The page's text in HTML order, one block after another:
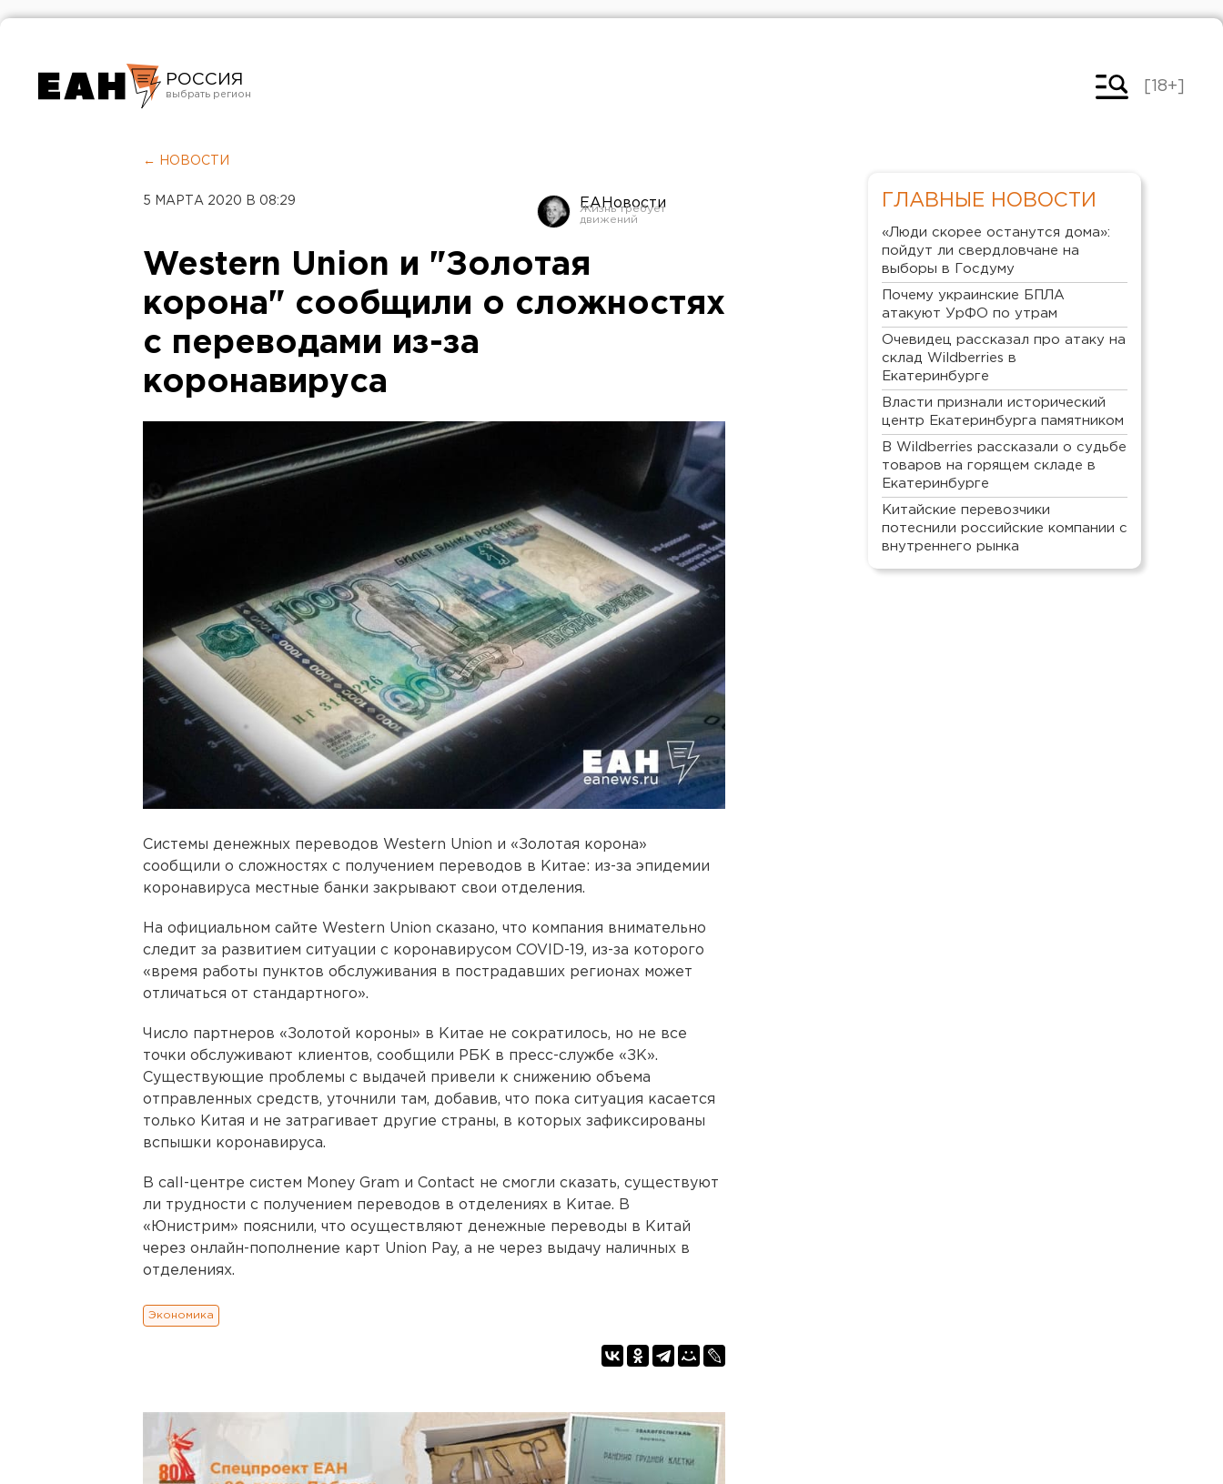
РОССИЯ
Челябинск
[18+]
← НОВОСТИ
5 МАРТА 2020 В 08:29 ЕАНовости
Western Union и "Золотая
корона" сообщили о сложностях
с переводами из-за
коронавируса
Системы денежных переводов Western Union и «Золотая корона»
сообщили о сложностях с получением переводов в Китае: из-за эпидемии
коронавируса местные банки закрывают свои отделения.
На официальном сайте Western Union сказано, что компания внимательно
следит за развитием ситуации с коронавирусом COVID-19, из-за которого
«время работы пунктов обслуживания в пострадавших регионах может
отличаться от стандартного».
Число партнеров «Золотой короны» в Китае не сократилось, но не все
точки обслуживают клиентов, сообщили РБК в пресс-службе «ЗК».
Существующие проблемы с выдачей привели к снижению объема
отправленных средств, уточнили там, добавив, что пока ситуация касается
только Китая и не затрагивает другие страны, в которых зафиксированы
вспышки коронавируса.
В call-центре систем Money Gram и Contact не смогли сказать, существуют
ли трудности с получением переводов в отделениях в Китае. В
«Юнистрим» пояснили, что осуществляют денежные переводы в Китай
через онлайн-пополнение карт Union Pay, а не через выдачу наличных в
отделениях.
Экономика
ГЛАВНЫЕ НОВОСТИ
«Люди скорее останутся дома»:
пойдут ли свердловчане на
выборы в Госдуму
Почему украинские БПЛА
атакуют УрФО по утрам
Очевидец рассказал про атаку на
склад Wildberries в
Екатеринбурге
Власти признали исторический
центр Екатеринбурга памятником
В Wildberries рассказали о судьбе
товаров на горящем складе в
Екатеринбурге
Китайские перевозчики
потеснили российские компании с
внутреннего рынка